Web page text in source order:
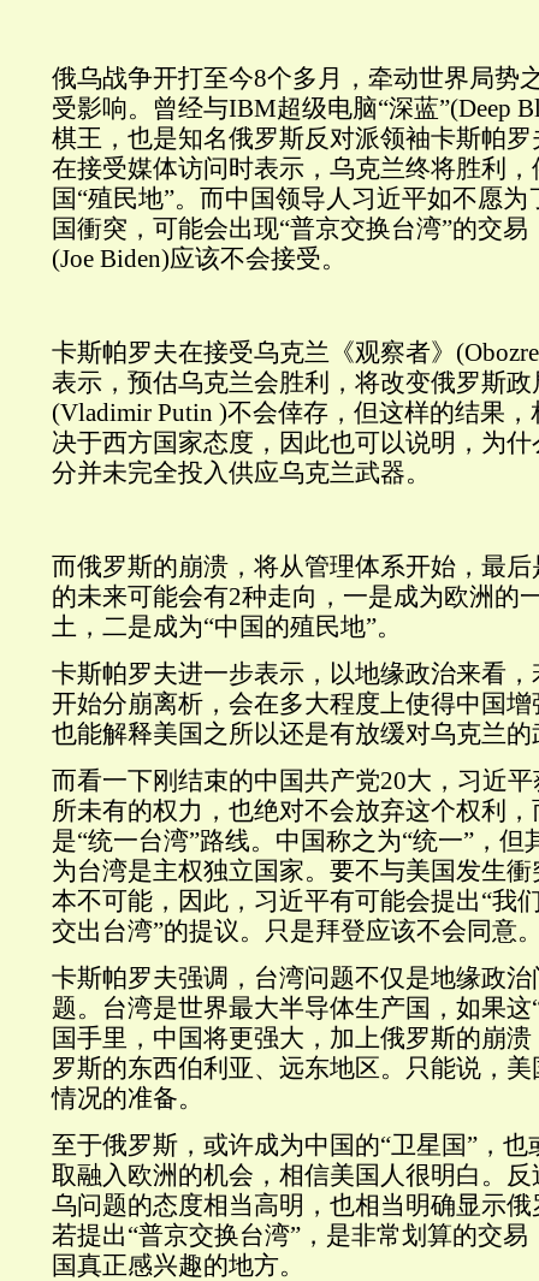
俄乌战争开打至今8个多月，牵动世界局势
受影响。曾经与IBM超级电脑“深蓝”(Deep
棋王，也是知名俄罗斯反对派领袖卡斯帕罗
在接受媒体访问时表示，乌克兰终将胜利
国“殖民地”。而中国领导人习近平如不愿
国衝突，可能会出现“普京交换台湾”的交
(Joe Biden)应该不会接受。
卡斯帕罗夫在接受乌克兰《观察者》
表示，预估乌克兰会胜利，将改变俄罗斯
(Vladimir Putin )不会倖存，但这样的结果
决于西方国家态度，因此也可以说明，为
分并未完全投入供应乌克兰武器。
而俄罗斯的崩溃，将从管理体系开始，最
的未来可能会有2种走向，一是成为欧洲的
土，二是成为“中国的殖民地”。
卡斯帕罗夫进一步表示，以地缘政治来看
开始分崩离析，会在多大程度上使得中国
也能解释美国之所以还是有放缓对乌克兰
而看一下刚结束的中国共产党20大，习近
所未有的权力，也绝对不会放弃这个权利
是“统一台湾”路线。中国称之为“统一”，但
为台湾是主权独立国家。要不与美国发生
本不可能，因此，习近平有可能会提出“我
交出台湾”的提议。只是拜登应该不会同意
卡斯帕罗夫强调，台湾问题不仅是地缘政
题。台湾是世界最大半导体生产国，如果这
国手里，中国将更强大，加上俄罗斯的崩
罗斯的东西伯利亚、远东地区。只能说，
情况的准备。
至于俄罗斯，或许成为中国的“卫星国”，
取融入欧洲的机会，相信美国人很明白。
乌问题的态度相当高明，也相当明确显示
若提出“普京交换台湾”，是非常划算的交
国真正感兴趣的地方。